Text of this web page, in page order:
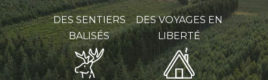
DES SENTIERS
BALISÉS
DES VOYAGES EN
LIBERTÉ